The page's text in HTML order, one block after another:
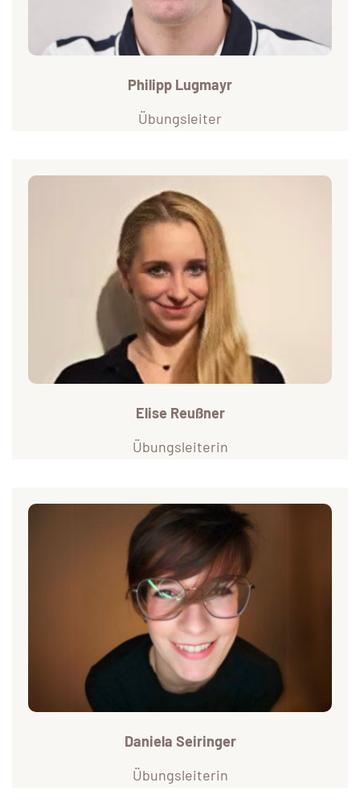
Philipp Lugmayr
Übungsleiter
Elise Reußner
Übungsleiterin
Daniela Seiringer
Übungsleiterin